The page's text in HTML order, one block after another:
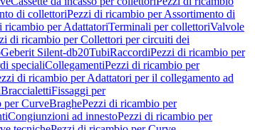
di collettoriPezzi di ricambio per Assortimento di
ricambio per AdattatoriTerminali per collettoriValvole
di ricambio per Collettori per circuiti dei
Geberit Silent-db20TubiRaccordiPezzi di ricambio per
specialiCollegamentiPezzi di ricambio per
di ricambio per Adattatori per il collegamento ad
BraccialettiFissaggi per
per CurveBraghePezzi di ricambio per
Congiunzioni ad innestoPezzi di ricambio per